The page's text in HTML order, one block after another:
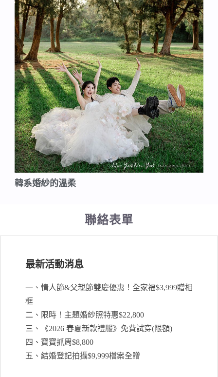
韓系婚紗的溫柔
聯絡表單
最新活動消息
一、情人節&父親節雙慶優惠！全家福$3,999贈相
框
二、限時！主題婚紗照特惠$22,800
三、《2026 春夏新款禮服》免費試穿(限額)
四、寶寶抓周$8,800
五、結婚登記拍攝$9,999檔案全贈